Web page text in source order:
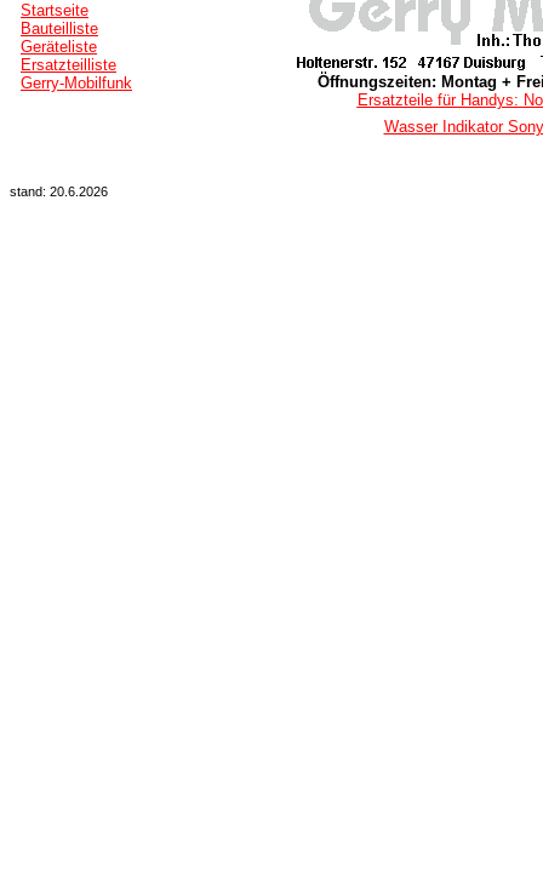
Startseite
Bauteilliste
Geräteliste
Ersatzteilliste
Gerry-Mobilfunk
Öffnungszeiten: Montag +
Ersatzteile für Handys:
Wasser Indikator
stand: 20.6.2026